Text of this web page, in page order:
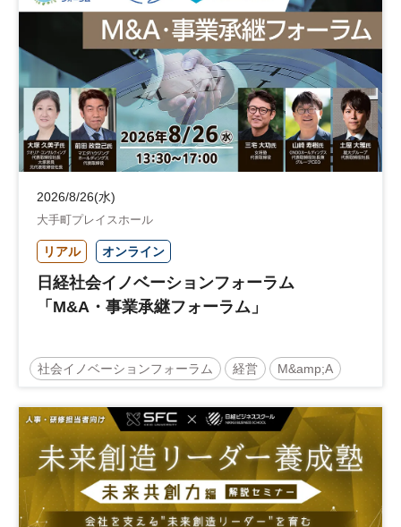
地域活性化 自治体
2026/8/26(水)
大手町プレイスホール
リアル オンライン
日経社会イノベーションフォーラム
「M&A・事業承継フォーラム」
社会イノベーションフォーラム 経営 M&amp;A
事業承継 中堅中小企業
日経社会イノベーションフォーラム 参加無料